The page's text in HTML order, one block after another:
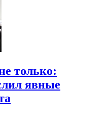
только:
явные